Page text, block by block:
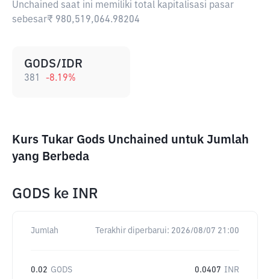
Unchained saat ini memiliki total kapitalisasi pasar
sebesar₹ 980,519,064.98204
GODS/IDR
381 -8.19%
Kurs Tukar Gods Unchained untuk Jumlah
yang Berbeda
GODS ke INR
Jumlah Terakhir diperbarui: 2026/08/07 21:00
0.02 GODS 0.0407 INR